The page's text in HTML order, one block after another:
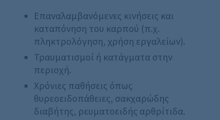
Επαναλαμβανόμενες κινήσεις και
καταπόνηση του καρπού (π.χ.
πληκτρολόγηση, χρήση εργαλείων).
Τραυματισμοί ή κατάγματα στην
περιοχή.
Χρόνιες παθήσεις όπως
θυρεοειδοπάθειες, σακχαρώδης
διαβήτης, ρευματοειδής αρθρίτιδα.